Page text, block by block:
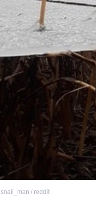
snail_man / reddit